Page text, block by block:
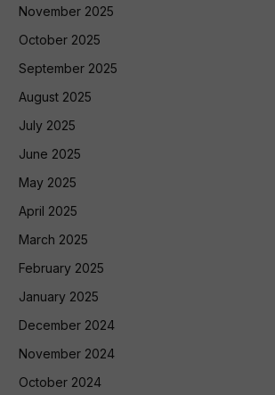
November 2025
October 2025
September 2025
August 2025
July 2025
June 2025
May 2025
April 2025
March 2025
February 2025
January 2025
December 2024
November 2024
October 2024